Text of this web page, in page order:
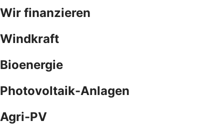
Wir finanzieren
Windkraft
Bioenergie
Photovoltaik-Anlagen
Agri-PV